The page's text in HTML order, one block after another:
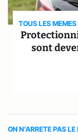
TOUS LES
sont
ON N'ARRETE PAS LE